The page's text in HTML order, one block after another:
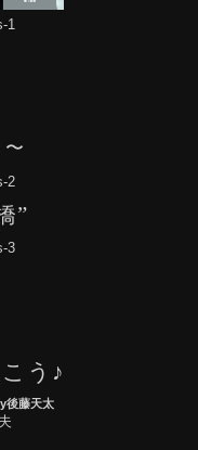
1
2
”
3
う♪
後藤天太